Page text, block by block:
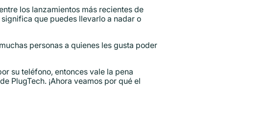
los lanzamientos más recientes de
que puedes llevarlo a nadar o
personas a quienes les gusta poder
su teléfono, entonces vale la pena
PlugTech. ¡Ahora veamos por qué el